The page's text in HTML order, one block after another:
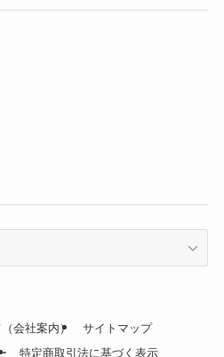
会社案内）
サイトマップ
特定商取引法に基づく表示